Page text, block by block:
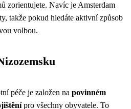
zorientujete. Navíc je Amsterdam
takže pokud hledáte aktivní způsob
volbou.
péče je založen na povinném
pro všechny obyvatele. To